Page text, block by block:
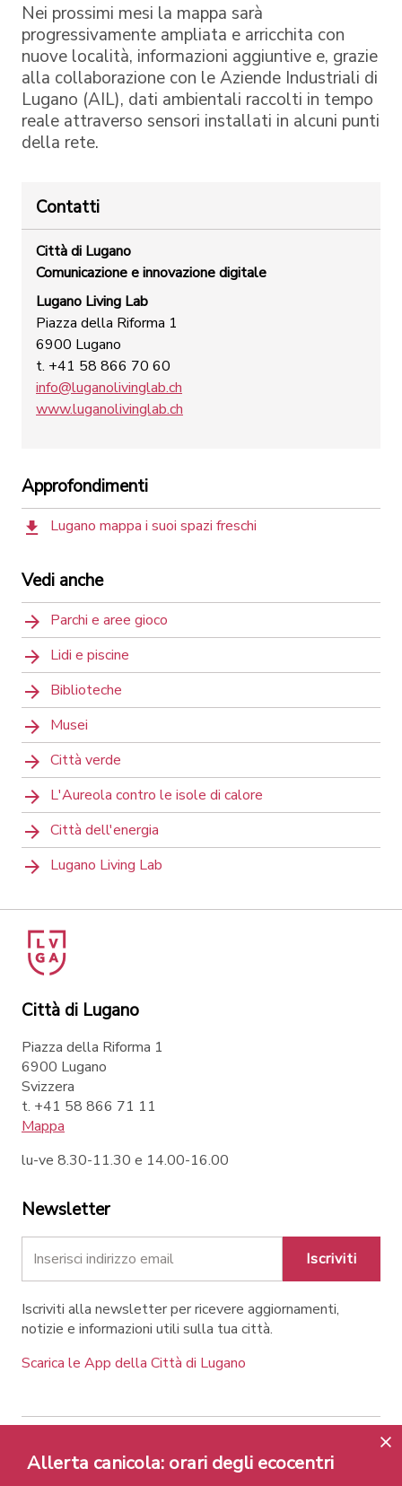
Nei prossimi mesi la mappa sarà
progressivamente ampliata e arricchita con
nuove località, informazioni aggiuntive e, grazie
alla collaborazione con le Aziende Industriali di
Lugano (AIL), dati ambientali raccolti in tempo
reale attraverso sensori installati in alcuni punti
della rete.
Contatti
Città di Lugano
Comunicazione e innovazione digitale
Lugano Living Lab
Piazza della Riforma 1
6900 Lugano
t. +41 58 866 70 60
info@luganolivinglab.ch
www.luganolivinglab.ch
Approfondimenti
Lugano mappa i suoi spazi freschi
Vedi anche
Parchi e aree gioco
Lidi e piscine
Biblioteche
Musei
Città verde
L'Aureola contro le isole di calore
Città dell'energia
Lugano Living Lab
Città di Lugano
Piazza della Riforma 1
6900 Lugano
Svizzera
t. +41 58 866 71 11
Mappa
lu-ve 8.30-11.30 e 14.00-16.00
Newsletter
Iscriviti
Iscriviti alla newsletter per ricevere aggiornamenti,
notizie e informazioni utili sulla tua città.
Scarica le App della Città di Lugano
Contatti Link Note legali
Privacy Policy
Allerta canicola: orari degli ecocentri